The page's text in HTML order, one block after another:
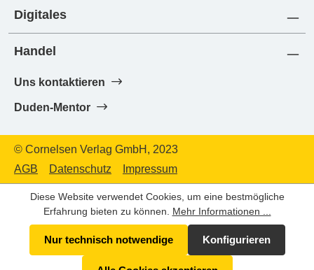
Digitales
Handel
Uns kontaktieren
Duden-Mentor
© Cornelsen Verlag GmbH, 2023
AGB
Datenschutz Impressum
Diese Website verwendet Cookies, um eine bestmögliche
Erfahrung bieten zu können. Mehr Informationen ...
Nur technisch notwendige Konfigurieren